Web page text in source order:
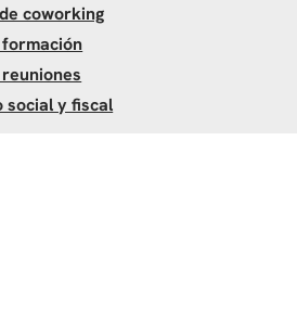
coworking
social y fiscal